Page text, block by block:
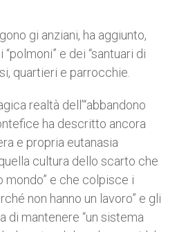
gi anziani, ha aggiunto,
e dei “santuari di
quartieri e parrocchie.
realtà dell’“abbandono
ha descritto ancora
e propria eutanasia
cultura dello scarto che
e che colpisce i
non hanno un lavoro” e gli
di mantenere “un sistema